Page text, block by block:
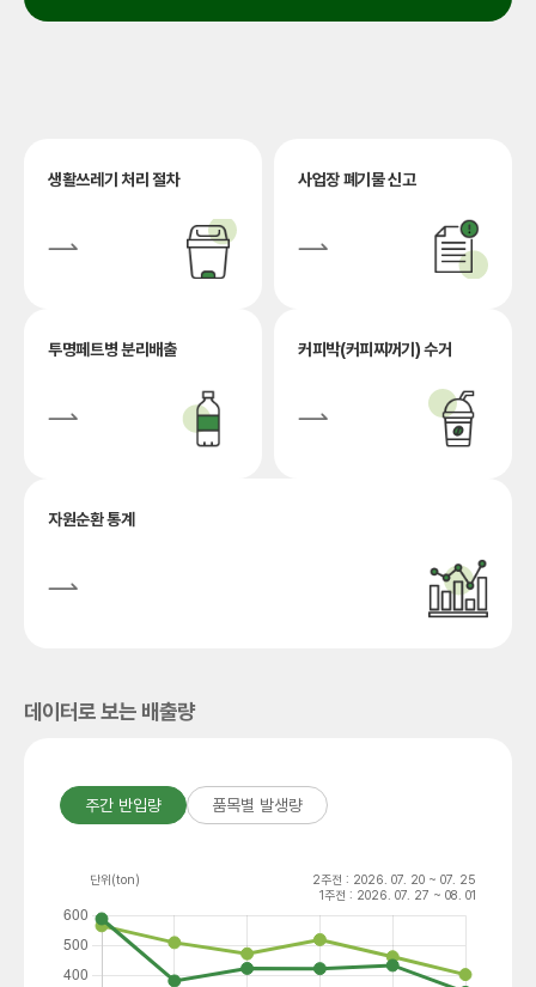
생활쓰레기 처리 절차 사업장 폐기물 신고
투명페트병 분리배출 커피박(커피찌꺼기) 수거
자원순환 통계
데이터로 보는 배출량
주간 반입량 품목별 발생량
단위(ton)
2주전 : 2026. 07. 20 ~ 07. 25
1주전 : 2026. 07. 27 ~ 08. 01